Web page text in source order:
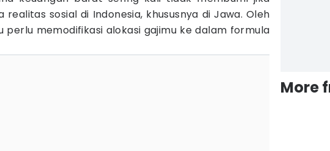
sosial di Indonesia, khususnya di Jawa. Oleh
perlu memodifikasi alokasi gajimu ke dalam formula
More